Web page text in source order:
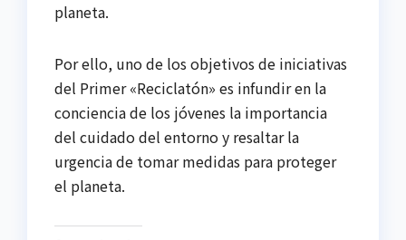
planeta.
Por ello, uno de los objetivos de iniciativas
del Primer «Reciclatón» es infundir en la
conciencia de los jóvenes la importancia
del cuidado del entorno y resaltar la
urgencia de tomar medidas para proteger
el planeta.